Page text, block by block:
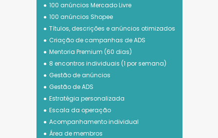
100 anúncios Mercado Livre
100 anúncios Shopee
Títulos, descrições e anúncios otimizados
Criação de campanhas de ADS
Mentoria Premium (60 dias)
8 encontros individuais (1 por semana)
Gestão de anúncios
Gestão de ADS
Estratégia personalizada
Escala da operação
Acompanhamento individual
Área de membros